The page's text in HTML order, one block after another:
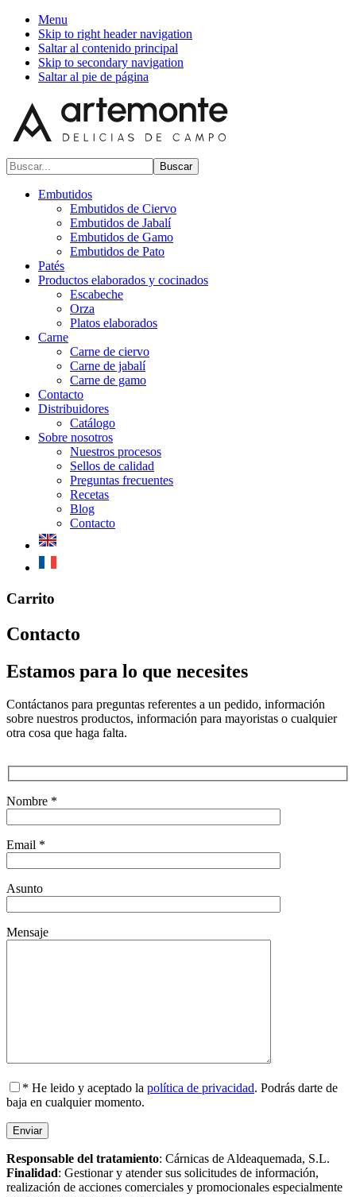
Menu
Skip to right header navigation
Saltar al contenido principal
Skip to secondary navigation
Saltar al pie de página
Buscar...
Embutidos
Embutidos de Ciervo
Embutidos de Jabalí
Embutidos de Gamo
Embutidos de Pato
Patés
Productos elaborados y cocinados
Escabeche
Orza
Platos elaborados
Carne
Carne de ciervo
Carne de jabalí
Carne de gamo
Contacto
Distribuidores
Catálogo
Sobre nosotros
Nuestros procesos
Sellos de calidad
Preguntas frecuentes
Recetas
Blog
Contacto
Mobile
Carrito
Contacto
Estamos para lo que necesites
Contáctanos para preguntas referentes a un pedido, información
sobre nuestros productos, información para mayoristas o cualquier
otra cosa que haga falta.
Nombre *
Email *
Asunto
Mensaje
* He leido y aceptado la política de privacidad. Podrás darte de
baja en cualquier momento.
Responsable del tratamiento: Cárnicas de Aldeaquemada, S.L.
Finalidad: Gestionar y atender sus solicitudes de información,
realización de acciones comerciales y promocionales especialmente